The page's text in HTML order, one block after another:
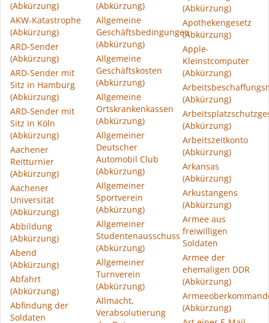
(Abkürzung)
AKW-Katastrophe
(Abkürzung)
ARD-Sender
(Abkürzung)
ARD-Sender mit
Sitz in Hamburg
(Abkürzung)
ARD-Sender mit
Sitz in Köln
(Abkürzung)
Aachener
Reitturnier
(Abkürzung)
Aachener
Universität
(Abkürzung)
Abbildung
(Abkürzung)
Abend
(Abkürzung)
Abfahrt
(Abkürzung)
Abfindung der
Soldaten
(Abkürzung)
Allgemeine
Geschäftsbedingungen
(Abkürzung)
Allgemeine
Geschäftskosten
(Abkürzung)
Allgemeine
Ortskrankenkassen
(Abkürzung)
Allgemeiner
Deutscher
Automobil Club
(Abkürzung)
Allgemeiner
Sportverein
(Abkürzung)
Allgemeiner
Studentenausschuss
(Abkürzung)
Allgemeiner
Turnverein
(Abkürzung)
Allmacht,
Verabsolutierung
(Abkürzung)
Apothekengesetz
(Abkürzung)
Apple-
Kleinstcomputer
(Abkürzung)
(Abkürzung)
(Abkürzung)
Arbeitszeitkonto
(Abkürzung)
Arkansas
(Abkürzung)
Arkustangens
(Abkürzung)
Armee aus
freiwilligen
Soldaten
Armee der
ehemaligen DDR
(Abkürzung)
(Abkürzung)